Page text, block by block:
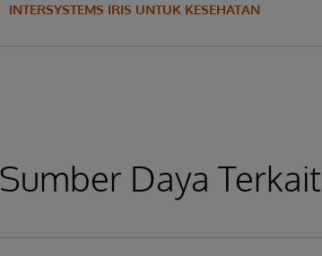
INTERSYSTEMS IRIS UNTUK KESEHATAN
Sumber Daya Terkait